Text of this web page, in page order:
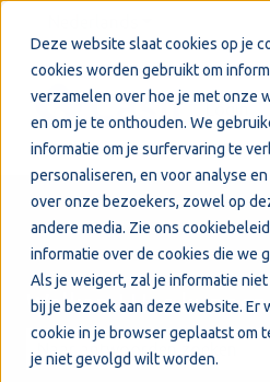
Deze website slaat cookies op je
cookies worden gebruikt om
verzamelen over hoe je met onze
en om je te onthouden. We
informatie om je surfervaring te
personaliseren, en voor analyse
over onze bezoekers, zowel op
andere media. Zie ons cookiebeleid
informatie over de cookies die we
Als je weigert, zal je informatie
bij je bezoek aan deze website. Er
cookie in je browser geplaatst om
je niet gevolgd wilt worden.
Welkom! Hoe